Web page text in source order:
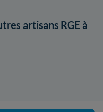
artisans RGE à